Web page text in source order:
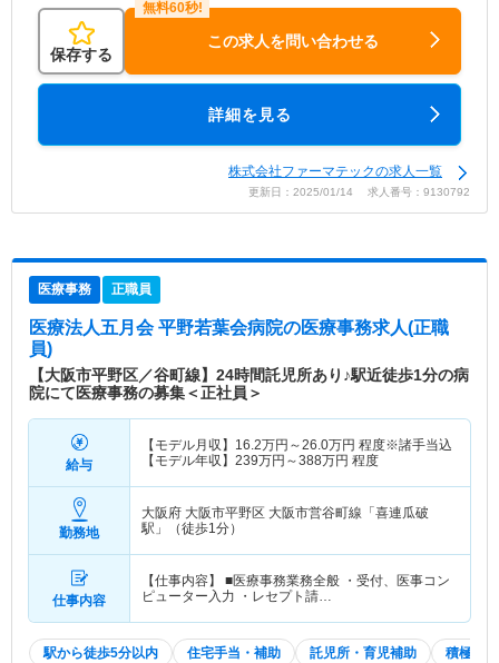
保存する
この求人を問い合わせる
詳細を見る
株式会社ファーマテックの求人一覧
更新日：2025/01/14 求人番号：9130792
医療事務 正職員
医療法人五月会 平野若葉会病院の医療事務求人(正職
員)
【大阪市平野区／谷町線】24時間託児所あり♪駅近徒歩1分の病
院にて医療事務の募集＜正社員＞
給与
【モデル月収】 16.2万円～26.0万円 程度※諸手当込
【モデル年収】 239万円～388万円 程度
勤務地
大阪府 大阪市平野区 大阪市営谷町線「喜連瓜破
駅」（徒歩1分）
仕事内容
【仕事内容】 ■医療事務業務全般 ・受付、医事コン
ピューター入力 ・レセプト請…
駅から徒歩5分以内 住宅手当・補助 託児所・育児補助 積極採